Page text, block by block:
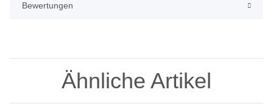
Bewertungen
Ähnliche Artikel